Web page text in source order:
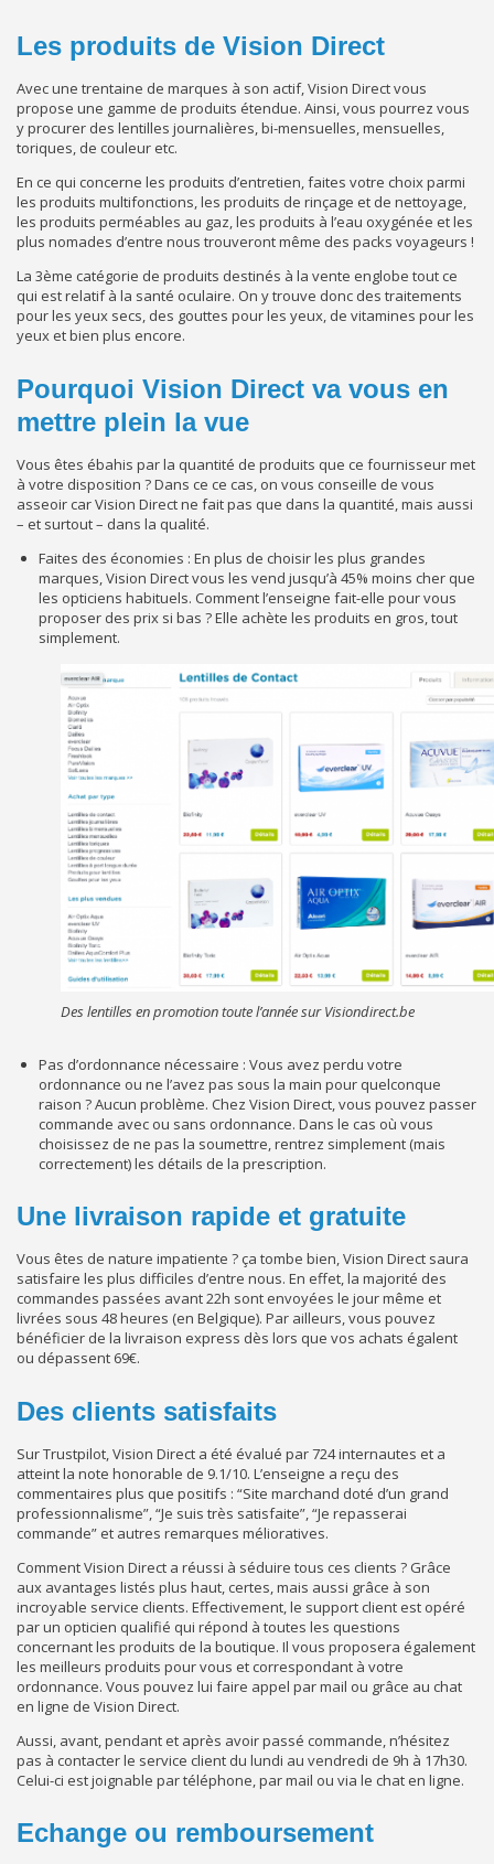
Les produits de Vision Direct
Avec une trentaine de marques à son actif, Vision Direct vous
propose une gamme de produits étendue. Ainsi, vous pourrez vous
y procurer des lentilles journalières, bi-mensuelles, mensuelles,
toriques, de couleur etc.
En ce qui concerne les produits d’entretien, faites votre choix parmi
les produits multifonctions, les produits de rinçage et de nettoyage,
les produits perméables au gaz, les produits à l’eau oxygénée et les
plus nomades d’entre nous trouveront même des packs voyageurs !
La 3ème catégorie de produits destinés à la vente englobe tout ce
qui est relatif à la santé oculaire. On y trouve donc des traitements
pour les yeux secs, des gouttes pour les yeux, de vitamines pour les
yeux et bien plus encore.
Pourquoi Vision Direct va vous en
mettre plein la vue
Vous êtes ébahis par la quantité de produits que ce fournisseur met
à votre disposition ? Dans ce ce cas, on vous conseille de vous
asseoir car Vision Direct ne fait pas que dans la quantité, mais aussi
– et surtout – dans la qualité.
Faites des économies : En plus de choisir les plus grandes
marques, Vision Direct vous les vend jusqu’à 45% moins cher que
les opticiens habituels. Comment l’enseigne fait-elle pour vous
proposer des prix si bas ? Elle achète les produits en gros, tout
simplement.
Des lentilles en promotion toute l’année sur Visiondirect.be
Pas d’ordonnance nécessaire : Vous avez perdu votre
ordonnance ou ne l’avez pas sous la main pour quelconque
raison ? Aucun problème. Chez Vision Direct, vous pouvez passer
commande avec ou sans ordonnance. Dans le cas où vous
choisissez de ne pas la soumettre, rentrez simplement (mais
correctement) les détails de la prescription.
Une livraison rapide et gratuite
Vous êtes de nature impatiente ? ça tombe bien, Vision Direct saura
satisfaire les plus difficiles d’entre nous. En effet, la majorité des
commandes passées avant 22h sont envoyées le jour même et
livrées sous 48 heures (en Belgique). Par ailleurs, vous pouvez
bénéficier de la livraison express dès lors que vos achats égalent
ou dépassent 69€.
Des clients satisfaits
Sur Trustpilot, Vision Direct a été évalué par 724 internautes et a
atteint la note honorable de 9.1/10. L’enseigne a reçu des
commentaires plus que positifs : “Site marchand doté d’un grand
professionnalisme”, “Je suis très satisfaite”, “Je repasserai
commande” et autres remarques mélioratives.
Comment Vision Direct a réussi à séduire tous ces clients ? Grâce
aux avantages listés plus haut, certes, mais aussi grâce à son
incroyable service clients. Effectivement, le support client est opéré
par un opticien qualifié qui répond à toutes les questions
concernant les produits de la boutique. Il vous proposera également
les meilleurs produits pour vous et correspondant à votre
ordonnance. Vous pouvez lui faire appel par mail ou grâce au chat
en ligne de Vision Direct.
Aussi, avant, pendant et après avoir passé commande, n’hésitez
pas à contacter le service client du lundi au vendredi de 9h à 17h30.
Celui-ci est joignable par téléphone, par mail ou via le chat en ligne.
Echange ou remboursement